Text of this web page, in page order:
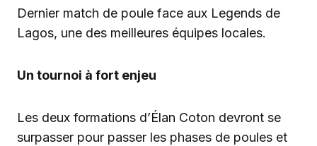
Dernier match de poule face aux Legends de
Lagos, une des meilleures équipes locales.
Un tournoi à fort enjeu
Les deux formations d’Élan Coton devront se
surpasser pour passer les phases de poules et